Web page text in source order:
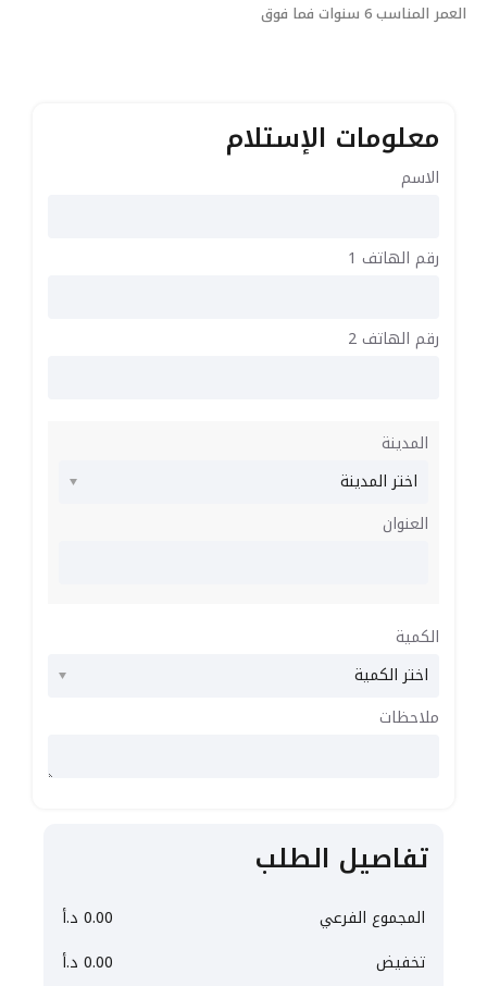
العمر المناسب 6 سنوات فما فوق
معلومات الإستلام
الاسم
رقم الهاتف 1
رقم الهاتف 2
المدينة
العنوان
الكمية
ملاحظات
تفاصيل الطلب
المجموع الفرعي 0.00 د.أ
تخفيض
0.00 د.أ